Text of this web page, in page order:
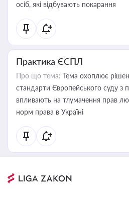
осіб, які відбувають покарання
Практика ЄСПЛ
Про що тема: Тема охоплює
стандарти Європейського суду з
впливають на тлумачення прав
норм права в Україні